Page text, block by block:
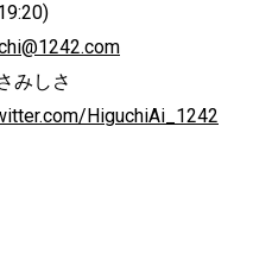
みしさ
HiguchiAi_1242